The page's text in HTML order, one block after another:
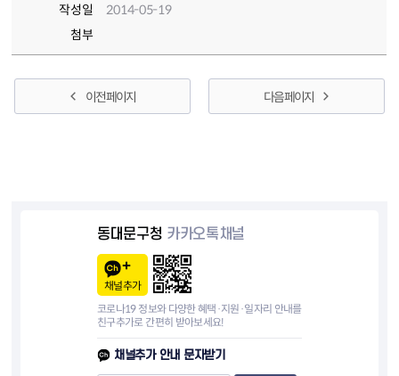
작성일
2014-05-19
첨부
이전 페이지 다음 페이지
동대문구청 카카오톡채널
채널추가
코로나19 정보와 다양한 혜택·지원·일자리 안내를
친구추가로 간편히 받아보세요!
채널추가 안내 문자받기